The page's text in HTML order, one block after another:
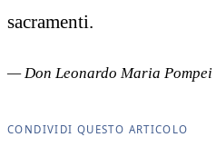
sacramenti.
— Don Leonardo Maria Pompei
CONDIVIDI QUESTO ARTICOLO